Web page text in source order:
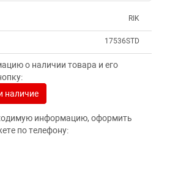
RIK
17536STD
о наличии товара и его
наличие
информацию, оформить
по телефону: